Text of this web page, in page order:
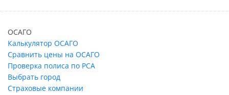
ОСАГО
Калькулятор ОСАГО
Сравнить цены на ОСАГО
Проверка полиса по РСА
Выбрать город
Страховые компании